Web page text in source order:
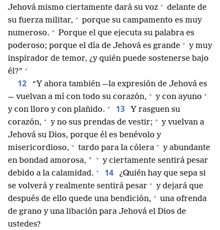
Jehová mismo ciertamente dará su voz + delante de
su fuerza militar, + porque su campamento es muy
numeroso. + Porque el que ejecuta su palabra es
poderoso; porque el día de Jehová es grande + y muy
inspirador de temor, ¿y quién puede sostenerse bajo
él?” +
12
“Y ahora también —la expresión de Jehová es
— vuelvan a mí con todo su corazón, + y con ayuno +
y con lloro y con plañido. + 13
Y rasguen su
corazón, + y no sus prendas de vestir; + y vuelvan a
Jehová su Dios, porque él es benévolo y
misericordioso, + tardo para la cólera + y abundante
en bondad amorosa, * + y ciertamente sentirá pesar
debido a la calamidad. + 14
¿Quién hay que sepa si
se volverá y realmente sentirá pesar + y dejará que
después de ello quede una bendición, + una ofrenda
de grano y una libación para Jehová el Dios de
ustedes?